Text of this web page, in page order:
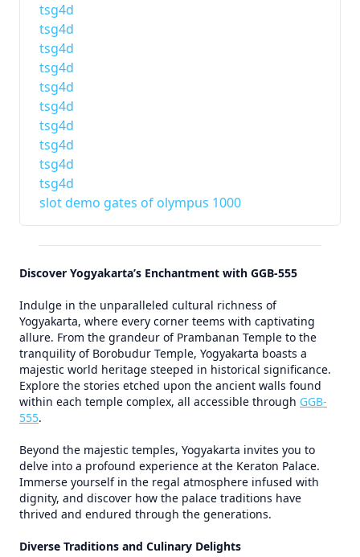
tsg4d
tsg4d
tsg4d
tsg4d
tsg4d
tsg4d
tsg4d
tsg4d
tsg4d
tsg4d
slot demo gates of olympus 1000
Discover Yogyakarta’s Enchantment with GGB-555
Indulge in the unparalleled cultural richness of
Yogyakarta, where every corner teems with captivating
allure. From the grandeur of Prambanan Temple to the
tranquility of Borobudur Temple, Yogyakarta boasts a
majestic world heritage steeped in historical significance.
Explore the stories etched upon the ancient walls found
within each temple complex, all accessible through GGB-
555.
Beyond the majestic temples, Yogyakarta invites you to
delve into a profound experience at the Keraton Palace.
Immerse yourself in the regal atmosphere infused with
dignity, and discover how the palace traditions have
thrived and endured through the generations.
Diverse Traditions and Culinary Delights